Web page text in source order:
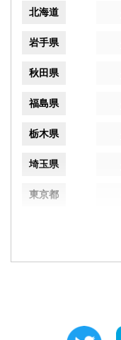
北海道
岩手県
秋田県
福島県
栃木県
埼玉県
東京都